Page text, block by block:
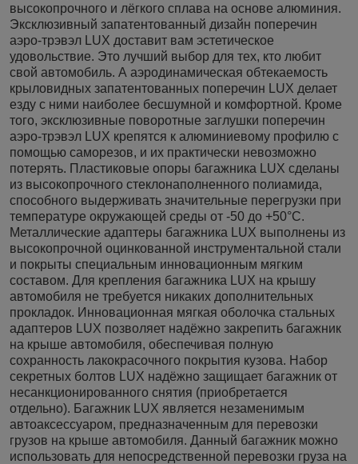
высокопрочного и лёгкого сплава на основе алюминия.
Эксклюзивный запатентованный дизайн поперечин
аэро-трэвэл LUX доставит вам эстетическое
удовольствие. Это лучший выбор для тех, кто любит
свой автомобиль. А аэродинамическая обтекаемость
крыловидных запатентованных поперечин LUX делает
езду с ними наиболее бесшумной и комфортной. Кроме
того, эксклюзивные поворотные заглушки поперечин
аэро-трэвэл LUX крепятся к алюминиевому профилю с
помощью саморезов, и их практически невозможно
потерять. Пластиковые опоры багажника LUX сделаны
из высокопрочного стеклонаполненного полиамида,
способного выдерживать значительные перегрузки при
температуре окружающей среды от -50 до +50°C.
Металлические адаптеры багажника LUX выполнены из
высокопрочной оцинкованной инструментальной стали
и покрыты специальным инновационным мягким
составом. Для крепления багажника LUX на крышу
автомобиля не требуется никаких дополнительных
прокладок. Инновационная мягкая оболочка стальных
адаптеров LUX позволяет надёжно закрепить багажник
на крыше автомобиля, обеспечивая полную
сохранность лакокрасочного покрытия кузова. Набор
секретных болтов LUX надёжно защищает багажник от
несанкционированного снятия (приобретается
отдельно). Багажник LUX является незаменимым
автоаксессуаром, предназначенным для перевозки
грузов на крыше автомобиля. Данный багажник можно
использовать для непосредственной перевозки груза на